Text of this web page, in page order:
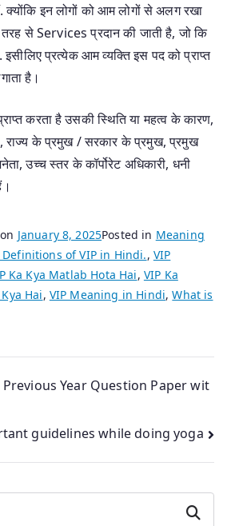
क्योंकि इन लोगों को आम लोगों से अलग रखा
से Services प्रदान की जाती है, जो कि
प्रत्येक आम व्यक्ति इस पद को प्राप्त
है।
करता है उसकी स्थिति या महत्व के कारण,
राज्य के प्रमुख / सरकार के प्रमुख, प्रमुख
उच्च स्तर के कॉर्पोरेट अधिकारी, धनी
January 8, 2025Posted in Meaning
of VIP in Hindi., VIP
Ka Kya Matlab Hota Hai, VIP Ka
Hai, VIP Meaning in Hindi,What is
Year Question Paper wit
guidelines while doing yoga
Search